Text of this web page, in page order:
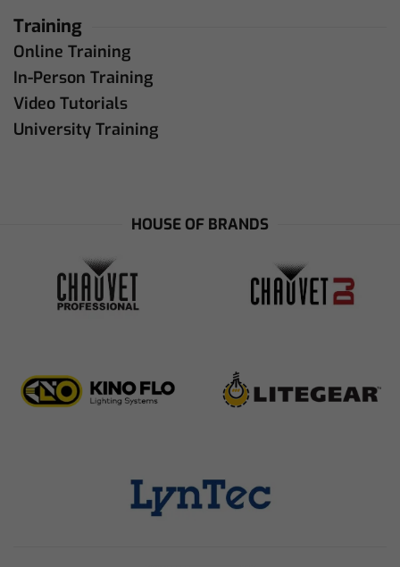
Training
Online Training
In-Person Training
Video Tutorials
University Training
HOUSE OF BRANDS